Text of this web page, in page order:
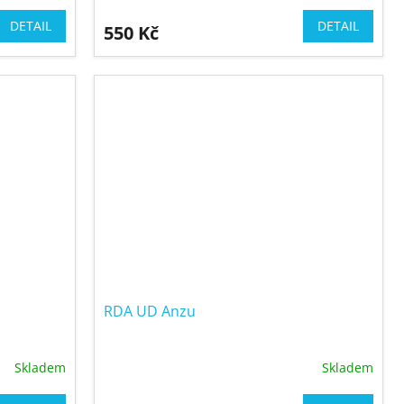
DETAIL 550 Kč DETAIL
Skladem
RDA UD Anzu
Skladem